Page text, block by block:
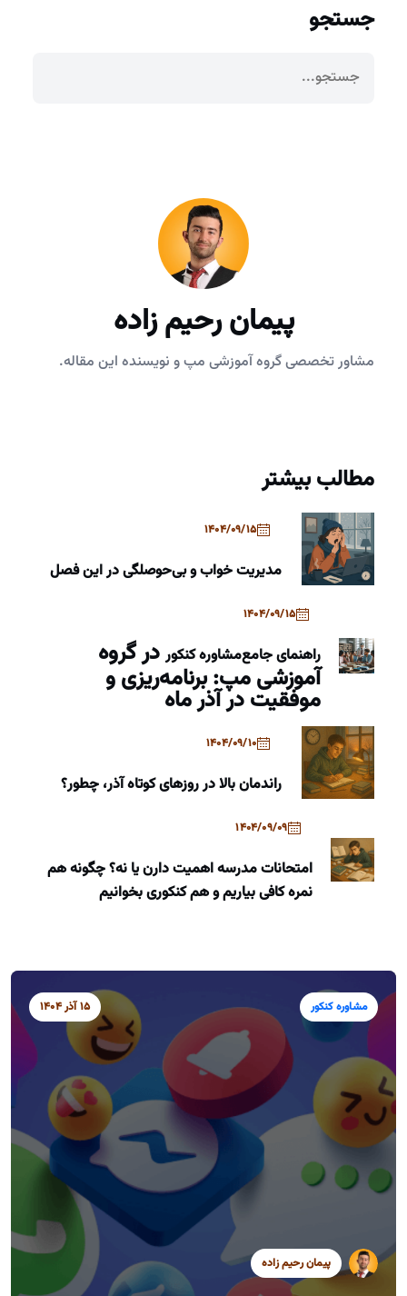
جستجو
پیمان رحیم زاده
مشاور تخصصی گروه آموزشی مپ و نویسنده این مقاله.
مطالب بیشتر
1404/09/15
مدیریت خواب و بی‌حوصلگی در این فصل
1404/09/15
راهنمای جامعمشاوره کنکوردر گروه
آموزشی مپ: برنامه‌ریزی و
موفقیت در آذر ماه
1404/09/10
راندمان بالا در روزهای کوتاه آذر، چطور؟
1404/09/09
امتحانات مدرسه اهمیت دارن یا نه؟ چگونه هم
نمره کافی بیاریم و هم کنکوری بخوانیم
سید محمد موسوی
مشاوره کنکور 15 آذر 1404
پیمان رحیم زاده
سید محمد موسوی